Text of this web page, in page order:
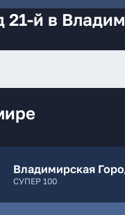
21-й в
Владимирская
СУПЕР 100